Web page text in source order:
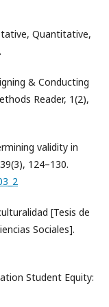
Quantitative,
& Conducting
Reader, 1(2),
validity in
124–130.
[Tesis de
Sociales].
Student Equity: